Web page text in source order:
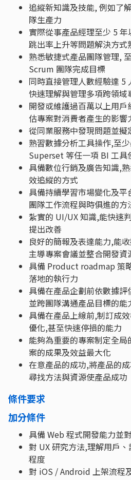
追縱新知識及技能, 例如了
隊生產力
實際從事產品經理至少 5 年
跳出率上升等問題解決方式
熟悉敏捷式產品團隊管理,
Scrum 團隊完成目標
同時直接管理人數經驗達 5
快速理解與管理多項跨領域
開發或維護過百萬以上用
估專案對消費者產生的影響
從同業服務中發現問題並擬
熟習數據分析工具操作,至
Superset 等任一項 BI 工具
具備數位行銷及廣告知識,
效追縱的方式
具備持續學習市場變化及
團隊工作流程與時俱進的方
紮實的 UI/UX 知識,能快速
提出改善
良好的簡報及表達能力,能
主導專案會議並整合開發資
具備 Product roadmap 策
落地的執行力
具備在產品企劃前依數據
並跨團隊溝通產品目標的能
具備在產品上線前,制訂成
優化,甚至快速停損的能力
能夠為重要的專案制定全
案的成果及效益最大化
在意產品的成功,將產品的
尋找方法與資源使產品成功
條件要求
加分條件
具備 Web 程式開發能力並
對 UX 研究方法,理解用戶
程度
對 iOS / Android 上架流程